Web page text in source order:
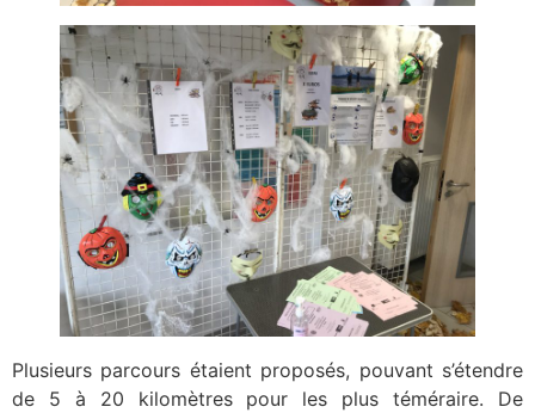
Plusieurs parcours étaient proposés, pouvant s’étendre
de 5 à 20 kilomètres pour les plus téméraire. De